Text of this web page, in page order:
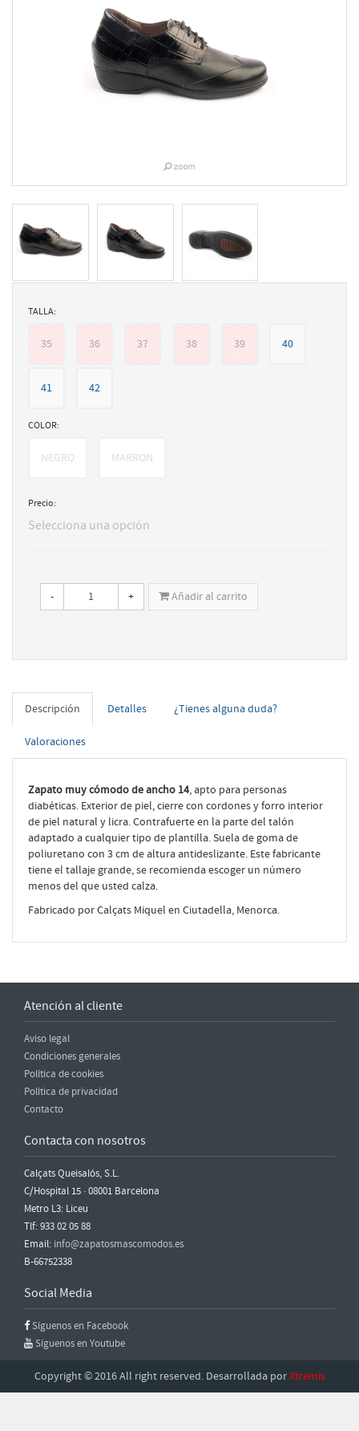
TALLA:
35 36 37 38 39 40
41 42
COLOR:
NEGRO MARRON
Precio:
Selecciona una opción
- + Añadir al carrito
Descripción Detalles ¿Tienes alguna duda?
Valoraciones
Zapato muy cómodo de ancho 14, apto para personas
diabéticas. Exterior de piel, cierre con cordones y forro interior
de piel natural y licra. Contrafuerte en la parte del talón
adaptado a cualquier tipo de plantilla. Suela de goma de
poliuretano con 3 cm de altura antideslizante. Este fabricante
tiene el tallaje grande, se recomienda escoger un número
menos del que usted calza.
Fabricado por Calçats Miquel en Ciutadella, Menorca.
Atención al cliente
Aviso legal
Condiciones generales
Política de cookies
Política de privacidad
Contacto
Contacta con nosotros
Calçats Queisalós, S.L.
C/Hospital 15 · 08001 Barcelona
Metro L3: Liceu
Tlf: 933 02 05 88
Email: info@zapatosmascomodos.es
B-66752338
Social Media
Síguenos en Facebook
Síguenos en Youtube
Copyright © 2016 All right reserved. Desarrollada porXtremis